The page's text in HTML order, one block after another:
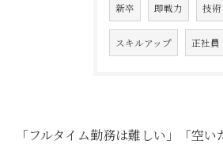
新卒 即戦力 技術
スキルアップ 正社員
「フルタイム勤務は難しい」「空